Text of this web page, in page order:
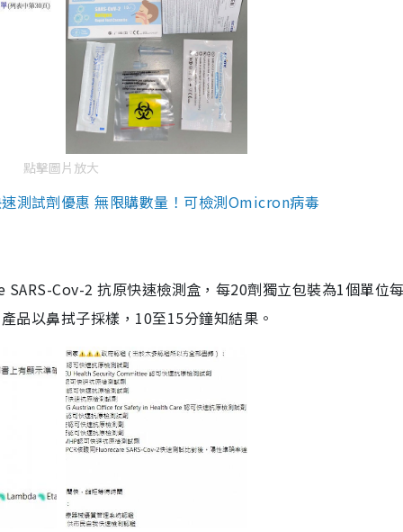
點擊圖片放大
測試劑優惠 無限購數量！可檢測Omicron病毒
Cov-2 抗原快速檢測盒，每20劑獨立包裝為1個單位
品以鼻拭子採樣，10至15分鐘知結果。